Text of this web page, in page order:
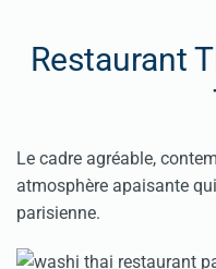
Restaurant
Le cadre agréable,
atmosphère apaisante
parisienne.